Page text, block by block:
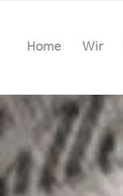
Home Wir